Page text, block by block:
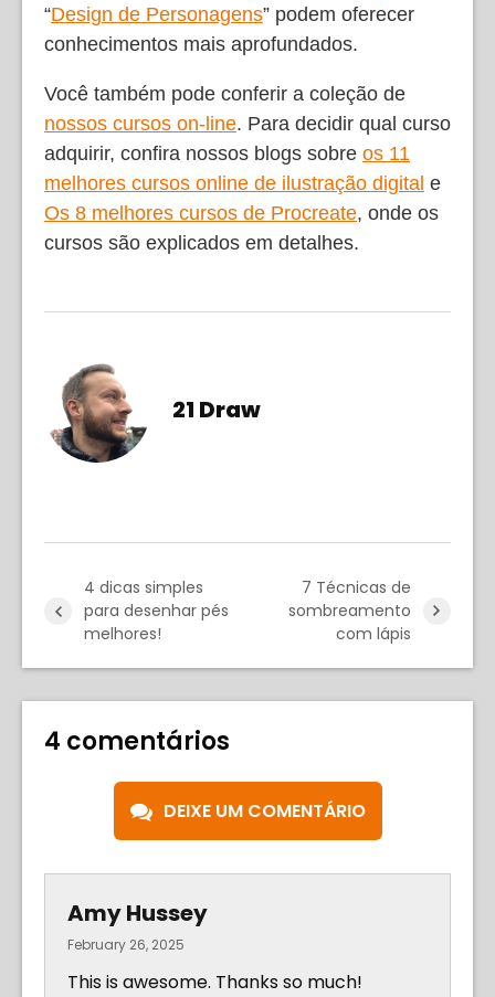
“Design de Personagens” podem oferecer
conhecimentos mais aprofundados.
Você também pode conferir a coleção de
nossos cursos on-line. Para decidir qual curso
adquirir, confira nossos blogs sobre os 11
melhores cursos online de ilustração digital e
Os 8 melhores cursos de Procreate, onde os
cursos são explicados em detalhes.
21 Draw
4 dicas simples
para desenhar pés
melhores!
7 Técnicas de
sombreamento
com lápis
4 comentários
DEIXE UM COMENTÁRIO
Amy Hussey
February 26, 2025
This is awesome. Thanks so much!